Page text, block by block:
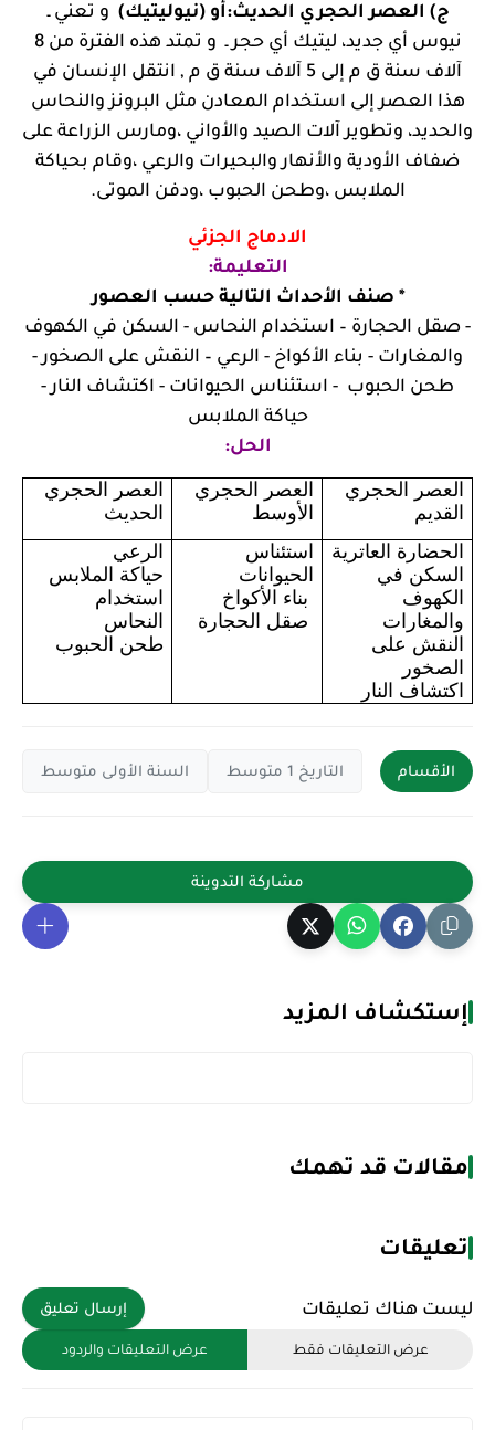
ج) العصر الحجري الحديث:أو (نيوليتيك) و تعني ـ
نيوس أي جديد، ليتيك أي حجر ـ و تمتد هذه الفترة من 8
آلاف سنة ق م إلى 5 آلاف سنة ق م , انتقل الإنسان في
هذا العصر إلى استخدام المعادن مثل البرونز والنحاس
والحديد، وتطوير آلات الصيد والأواني ،ومارس الزراعة على
ضفاف الأودية والأنهار والبحيرات والرعي ،وقام بحياكة
الملابس ،وطحن الحبوب ،ودفن الموتى.
الادماج الجزئي
التعليمة:
* صنف الأحداث التالية حسب العصور
- صقل الحجارة – استخدام النحاس - السكن في الكهوف
والمغارات - بناء الأكواخ - الرعي – النقش على الصخور -
طحن الحبوب - استئناس الحيوانات - اكتشاف النار -
حياكة الملابس
الحل:
العصر الحجري
القديم
العصر الحجري
الأوسط
العصر الحجري
الحديث
الحضارة العاترية
السكن في
الكهوف
والمغارات
النقش على
الصخور
اكتشاف النار
استئناس
الحيوانات
بناء الأكواخ
صقل الحجارة
الرعي
حياكة الملابس
استخدام
النحاس
طحن الحبوب
الأقسام التاريخ 1 متوسط السنة الأولى متوسط
إستكشاف المزيد
مقالات قد تهمك
تعليقات
ليست هناك تعليقات إرسال تعليق
عرض التعليقات فقط عرض التعليقات والردود